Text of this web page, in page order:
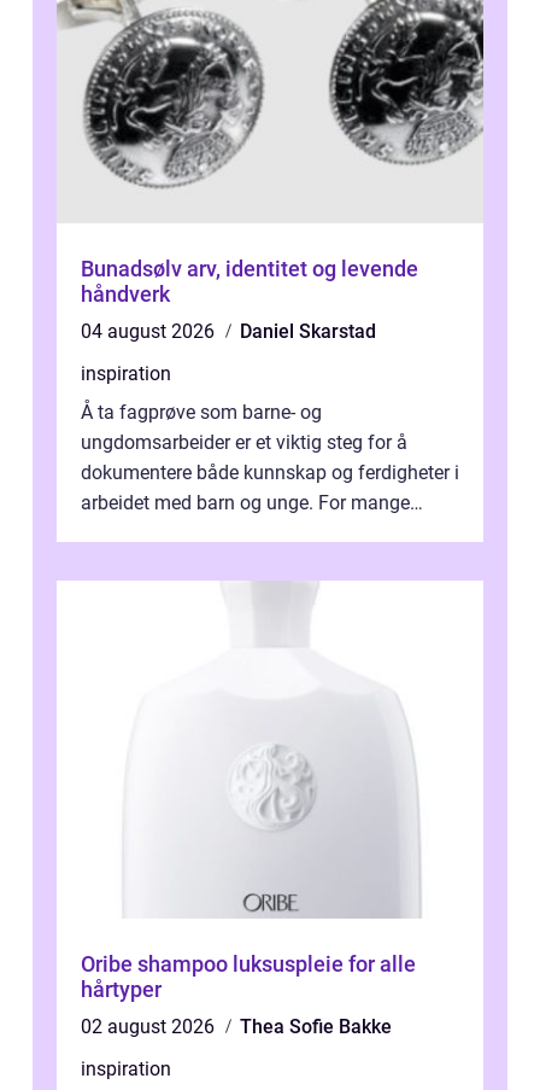
Bunadsølv arv, identitet og levende
håndverk
04 august 2026
Daniel Skarstad
inspiration
Å ta fagprøve som barne- og
ungdomsarbeider er et viktig steg for å
dokumentere både kunnskap og ferdigheter i
arbeidet med barn og unge. For mange
Oribe shampoo luksuspleie for alle
hårtyper
02 august 2026
Thea Sofie Bakke
inspiration